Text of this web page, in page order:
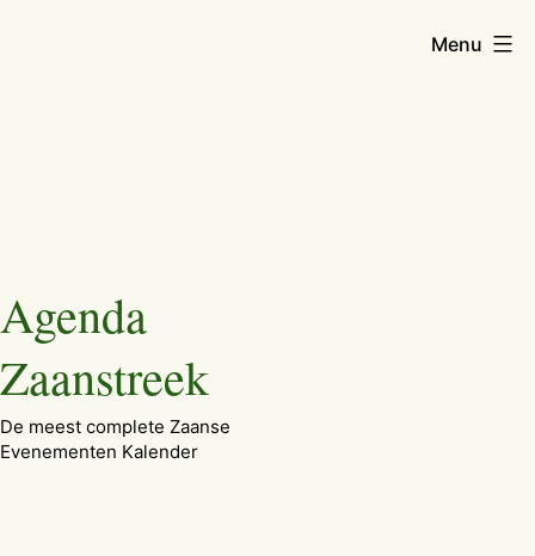
naar
de
inhoud
Agenda
Zaanstreek
De meest complete Zaanse
Evenementen Kalender
Menu